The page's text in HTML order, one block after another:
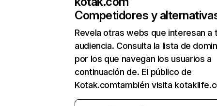
Competidores y
Revela otras webs que interesan a
audiencia. Consulta la lista de
por los que navegan los usuarios a
continuación de. El público de
Kotak.comtambién visita